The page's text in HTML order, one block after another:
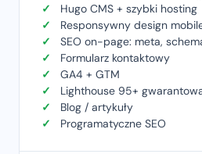
Hugo CMS + szybki hosting
Responsywny design
SEO on-page: meta,
Formularz kontaktowy
GA4 + GTM
Lighthouse 95+
Blog / artykuły
Programatyczne SEO